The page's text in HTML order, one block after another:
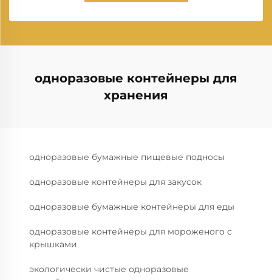
одноразовые контейнеры для
хранения
одноразовые бумажные пищевые подносы
одноразовые контейнеры для закусок
одноразовые бумажные контейнеры для еды
одноразовые контейнеры для мороженого с
крышками
экологически чистые одноразовые